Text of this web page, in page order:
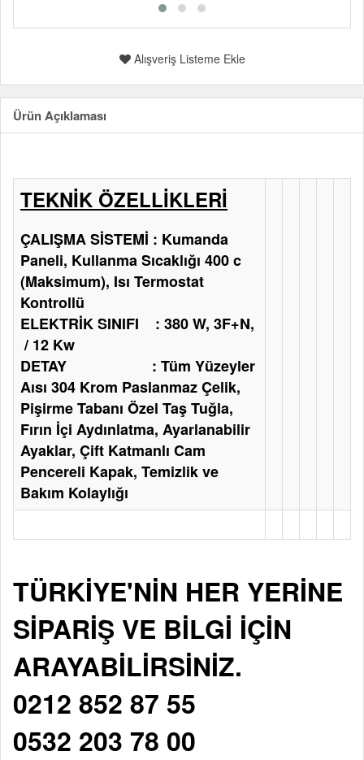
Alışveriş Listeme Ekle
Ürün Açıklaması
TEKNİK ÖZELLİKLERİ
ÇALIŞMA SİSTEMİ : Kumanda
Paneli, Kullanma Sıcaklığı 400 c
(Maksimum), Isı Termostat
Kontrollü
ELEKTRİK SINIFI : 380 W, 3F+N,
/ 12 Kw
DETAY : Tüm Yüzeyler
Aısı 304 Krom Paslanmaz Çelik,
Pişirme Tabanı Özel Taş Tuğla,
Fırın İçi Aydınlatma, Ayarlanabilir
Ayaklar, Çift Katmanlı Cam
Pencereli Kapak, Temizlik ve
Bakım Kolaylığı
TÜRKİYE'NİN HER YERİNE
SİPARİŞ VE BİLGİ İÇİN
ARAYABİLİRSİNİZ.
0212 852 87 55
0532 203 78 00